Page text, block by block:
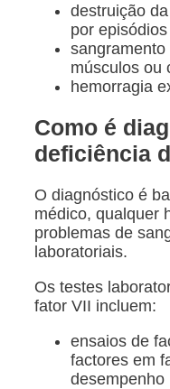
destruição
por
músculos ou
hemorragia
Como é
deficiência
O diagnóstico é
médico, qualquer
problemas de
laboratoriais.
Os testes
fator VII incluem:
ensaios de
factores em
desempenho